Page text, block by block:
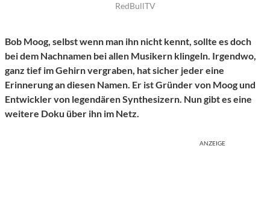
RedBullTV
Bob Moog, selbst wenn man ihn nicht kennt, sollte es doch
bei dem Nachnamen bei allen Musikern klingeln. Irgendwo,
ganz tief im Gehirn vergraben, hat sicher jeder eine
Erinnerung an diesen Namen. Er ist Gründer von Moog und
Entwickler von legendären Synthesizern. Nun gibt es eine
weitere Doku über ihn im Netz.
ANZEIGE